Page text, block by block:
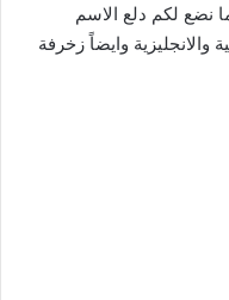
نضع لكم دلع الاسم
والانجليزية وايضاً زخرفة